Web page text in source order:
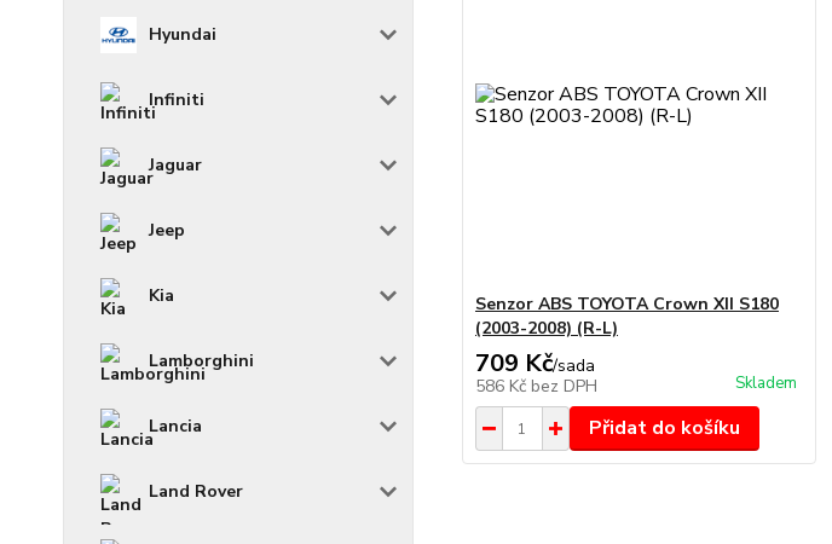
Hyundai
Infiniti
Jaguar
Jeep
Kia
Lamborghini
Lancia
Land Rover
Senzor ABS TOYOTA Crown XII S180
(2003-2008) (R-L)
709 Kč/sada
586 Kč bez DPH Skladem
Přidat do košíku